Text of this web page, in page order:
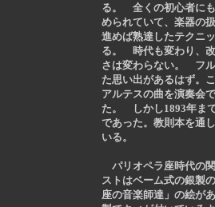
る。 全くの初心者にも
められていて、楽器の
進めば熟達したテクニ
る。 時代も変わり、
さは変わらない。 フ
た思い出があるはず。
アルテスの曲を演奏会
た。 しかし1893年ま
であった。教則本を通
いる。
パリオペラ座時代の
ストはベーム式の銀製
座の音楽師達」の絵が